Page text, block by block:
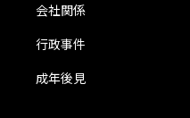
会社関係
行政事件
成年後見